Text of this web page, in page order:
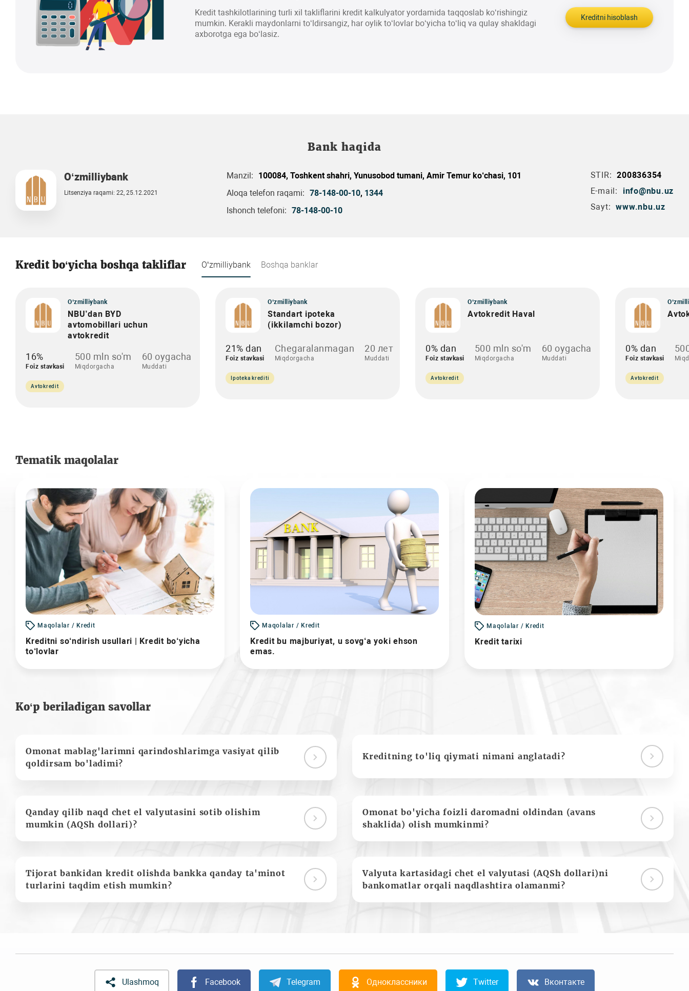
Kredit tashkilotlarining turli xil takliflarini kredit kalkulyator yordamida taqqoslab ko‘rishingiz
mumkin. Kerakli maydonlarni to‘ldirsangiz, har oylik to‘lovlar bo‘yicha to‘liq va qulay shakldagi
axborotga ega bo‘lasiz.
Kreditni hisoblash
Bank haqida
O‘zmilliybank
Litsenziya raqami: 22, 25.12.2021
Manzil:
100084, Toshkent shahri, Yunusobod tumani, Amir Temur ko‘chasi, 101
Aloqa telefon raqami: 78-148-00-10, 1344
Ishonch telefoni: 78-148-00-10
STIR: 200836354
E-mail:
info@nbu.uz
Sayt: www.nbu.uz
Kredit bo‘yicha boshqa takliflar O‘zmilliybank Boshqa banklar
O‘zmilliybank
NBU’dan BYD
avtomobillari uchun
avtokredit
16%
Foiz stavkasi
500 mln so'm
Miqdorgacha
60 oygacha
Muddati
Avtokredit
O‘zmilliybank
Standart ipoteka
(ikkilamchi bozor)
21% dan
Foiz stavkasi
Chegaralanmagan
Miqdorgacha
20 лет
Muddati
Ipoteka krediti
O‘zmilliybank
Avtokredit Haval
0% dan
Foiz stavkasi
500 mln so'm
Miqdorgacha
60 oygacha
Muddati
Avtokredit
0% dan
Foiz stavkasi
Avtokredit
Tematik maqolalar
Maqolalar / Kredit
Kreditni so‘ndirish usullari | Kredit bo‘yicha
to‘lovlar
Maqolalar / Kredit
Kredit bu majburiyat, u sovg‘a yoki ehson
emas.
Maqolalar / Kredit
Kredit tarixi
Ko‘p beriladigan savollar
Omonat mablag'larimni qarindoshlarimga vasiyat qilib
qoldirsam bo'ladimi?
Kreditning to'liq qiymati nimani anglatadi?
Qanday qilib naqd chet el valyutasini sotib olishim
mumkin (AQSh dollari)?
Omonat bo'yicha foizli daromadni oldindan (avans
shaklida) olish mumkinmi?
Tijorat bankidan kredit olishda bankka qanday ta'minot
turlarini taqdim etish mumkin?
Valyuta kartasidagi chet el valyutasi (AQSh dollari)ni
bankomatlar orqali naqdlashtira olamanmi?
Ulashmoq Facebook Telegram Одноклассники Twitter Вконтакте